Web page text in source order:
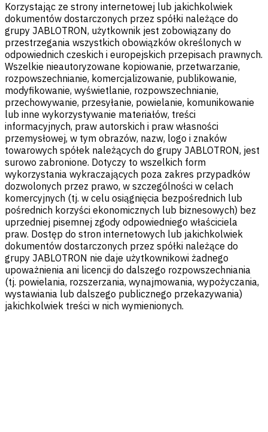
Korzystając ze strony internetowej lub jakichkolwiek
dokumentów dostarczonych przez spółki należące do
grupy JABLOTRON, użytkownik jest zobowiązany do
przestrzegania wszystkich obowiązków określonych w
odpowiednich czeskich i europejskich przepisach prawnych.
Wszelkie nieautoryzowane kopiowanie, przetwarzanie,
rozpowszechnianie, komercjalizowanie, publikowanie,
modyfikowanie, wyświetlanie, rozpowszechnianie,
przechowywanie, przesyłanie, powielanie, komunikowanie
lub inne wykorzystywanie materiałów, treści
informacyjnych, praw autorskich i praw własności
przemysłowej, w tym obrazów, nazw, logo i znaków
towarowych spółek należących do grupy JABLOTRON, jest
surowo zabronione. Dotyczy to wszelkich form
wykorzystania wykraczających poza zakres przypadków
dozwolonych przez prawo, w szczególności w celach
komercyjnych (tj. w celu osiągnięcia bezpośrednich lub
pośrednich korzyści ekonomicznych lub biznesowych) bez
uprzedniej pisemnej zgody odpowiedniego właściciela
praw. Dostęp do stron internetowych lub jakichkolwiek
dokumentów dostarczonych przez spółki należące do
grupy JABLOTRON nie daje użytkownikowi żadnego
upoważnienia ani licencji do dalszego rozpowszechniania
(tj. powielania, rozszerzania, wynajmowania, wypożyczania,
wystawiania lub dalszego publicznego przekazywania)
jakichkolwiek treści w nich wymienionych.